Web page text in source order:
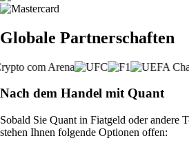
Globale Partnerschaften
Nach dem Handel mit Quant
Sobald Sie Quant in Fiatgeld oder andere
stehen Ihnen folgende Optionen offen: